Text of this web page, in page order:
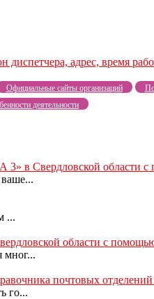
адрес, время
Официальные сайты организаций
деятельности
в Свердловской области
...
области с
мног...
почтовых
го...